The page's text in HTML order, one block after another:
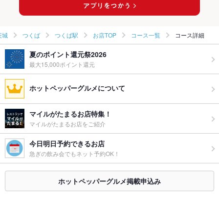
つくば駅の鍋ランキング
城 つくば つくば駅 お店TOP コース一覧 コース詳細
夏のポイント還元祭2026
最大15,000ポイント還元
ホットペッパーグルメについて
マイルがたまるお店特集！
マイルがたまるお店をご紹介
今日明日予約できるお店
急ぎの飲み会でもネット予約OK！
ホットペッパーグルメ掲載申込み